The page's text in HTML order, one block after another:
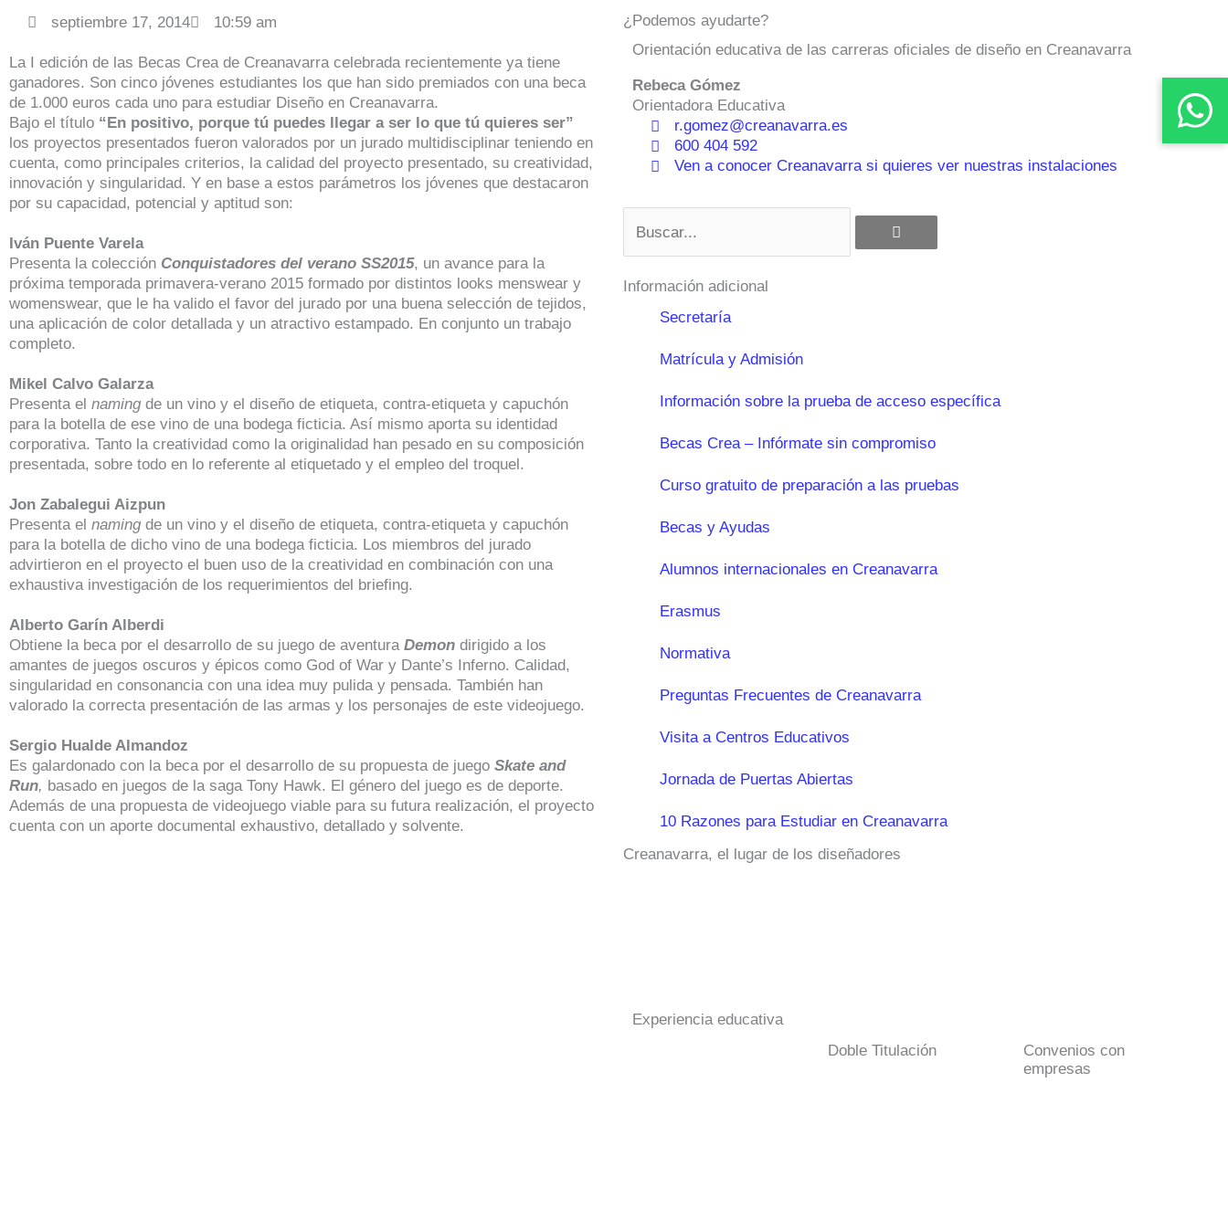
septiembre 17, 2014 10:59 am
La I edición de las Becas Crea de Creanavarra celebrada recientemente ya tiene
ganadores. Son cinco jóvenes estudiantes los que han sido premiados con una beca
de 1.000 euros cada uno para estudiar Diseño en Creanavarra.
Bajo el título “En positivo, porque tú puedes llegar a ser lo que tú quieres ser”
los proyectos presentados fueron valorados por un jurado multidisciplinar teniendo en
cuenta, como principales criterios, la calidad del proyecto presentado, su creatividad,
innovación y singularidad. Y en base a estos parámetros los jóvenes que destacaron
por su capacidad, potencial y aptitud son:
Iván Puente Varela
Presenta la colección Conquistadores del verano SS2015, un avance para la
próxima temporada primavera-verano 2015 formado por distintos looks menswear y
womenswear, que le ha valido el favor del jurado por una buena selección de tejidos,
una aplicación de color detallada y un atractivo estampado. En conjunto un trabajo
completo.
Mikel Calvo Galarza
Presenta el naming de un vino y el diseño de etiqueta, contra-etiqueta y capuchón
para la botella de ese vino de una bodega ficticia. Así mismo aporta su identidad
corporativa. Tanto la creatividad como la originalidad han pesado en su composición
presentada, sobre todo en lo referente al etiquetado y el empleo del troquel.
Jon Zabalegui Aizpun
Presenta el naming de un vino y el diseño de etiqueta, contra-etiqueta y capuchón
para la botella de dicho vino de una bodega ficticia. Los miembros del jurado
advirtieron en el proyecto el buen uso de la creatividad en combinación con una
exhaustiva investigación de los requerimientos del briefing.
Alberto Garín Alberdi
Obtiene la beca por el desarrollo de su juego de aventura Demon dirigido a los
amantes de juegos oscuros y épicos como God of War y Dante’s Inferno. Calidad,
singularidad en consonancia con una idea muy pulida y pensada. También han
valorado la correcta presentación de las armas y los personajes de este videojuego.
Sergio Hualde Almandoz
Es galardonado con la beca por el desarrollo de su propuesta de juego Skate and
Run, basado en juegos de la saga Tony Hawk. El género del juego es de deporte.
Además de una propuesta de videojuego viable para su futura realización, el proyecto
cuenta con un aporte documental exhaustivo, detallado y solvente.
¿Podemos ayudarte?
Orientación educativa de las carreras oficiales de diseño en Creanavarra
Rebeca Gómez
Orientadora Educativa
r.gomez@creanavarra.es
600 404 592
Ven a conocer Creanavarra si quieres ver nuestras instalaciones
Información adicional
Secretaría
Matrícula y Admisión
Información sobre la prueba de acceso específica
Becas Crea – Infórmate sin compromiso
Curso gratuito de preparación a las pruebas
Becas y Ayudas
Alumnos internacionales en Creanavarra
Erasmus
Normativa
Preguntas Frecuentes de Creanavarra
Visita a Centros Educativos
Jornada de Puertas Abiertas
10 Razones para Estudiar en Creanavarra
Creanavarra, el lugar de los diseñadores
Experiencia educativa
Doble Titulación
Convenios con
empresas